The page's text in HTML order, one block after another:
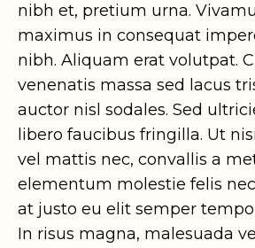
nibh et, pretium urna.
maximus in consequat
nibh. Aliquam erat volutpat.
venenatis massa sed lacus
auctor nisl sodales. Sed
libero faucibus fringilla. Ut
vel mattis nec, convallis a
elementum molestie felis
at justo eu elit semper
In risus magna, malesuada